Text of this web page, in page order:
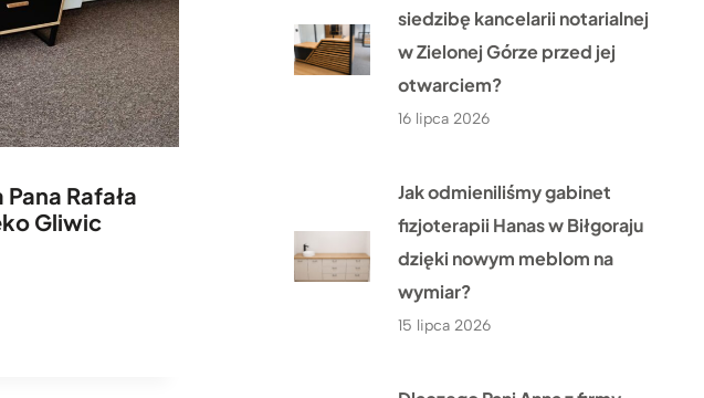
Rafała
Gliwic
siedzibę kancelarii notarialnej
w Zielonej Górze przed jej
otwarciem?
16 lipca 2026
Jak odmieniliśmy gabinet
fizjoterapii Hanas w Biłgoraju
dzięki nowym meblom na
wymiar?
15 lipca 2026